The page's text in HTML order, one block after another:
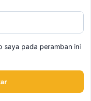
saya pada peramban ini